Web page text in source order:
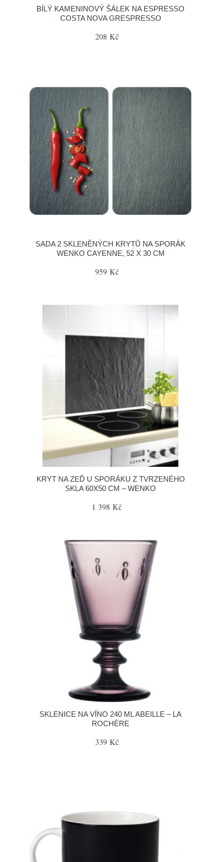
BÍLÝ KAMENINOVÝ ŠÁLEK NA ESPRESSO
COSTA NOVA GRESPRESSO
208 Kč
SADA 2 SKLENĚNÝCH KRYTŮ NA SPORÁK
WENKO CAYENNE, 52 X 30 CM
959 Kč
KRYT NA ZEĎ U SPORÁKU Z TVRZENÉHO
SKLA 60X50 CM – WENKO
1 398 Kč
SKLENICE NA VÍNO 240 ML ABEILLE – LA
ROCHÉRE
339 Kč